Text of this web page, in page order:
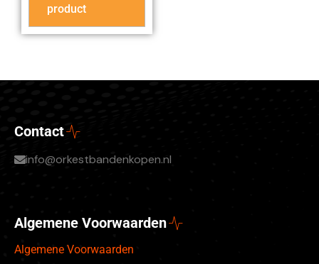
product
Contact
info@orkestbandenkopen.nl
Algemene Voorwaarden
Algemene Voorwaarden